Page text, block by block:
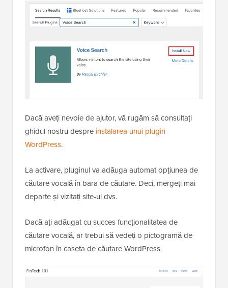
Dacă aveți nevoie de ajutor, vă rugăm să consultați
ghidul nostru despre instalarea unui plugin
WordPress.
La activare, pluginul va adăuga automat opțiunea de
căutare vocală în bara de căutare. Deci, mergeți mai
departe și vizitați site-ul dvs.
Dacă ați adăugat cu succes funcționalitatea de
căutare vocală, ar trebui să vedeți o pictogramă de
microfon în caseta de căutare WordPress.